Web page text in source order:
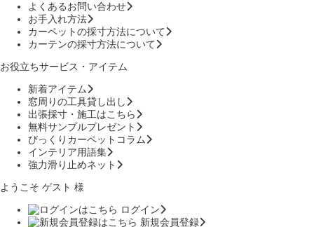
よくあるお問い合わせ
お手入れ方法
カーペットの採寸方法について
カーテンの採寸方法について
お役立ちサービス・アイテム
新着アイテム
窓周りの工具貸し出し
出張採寸・施工はこちら
無料サンプルプレゼント
びっくりカーペットコラム
インテリア用語集
強力滑り止めネット
ようこそ ゲスト 様
ログイン
新規会員登録